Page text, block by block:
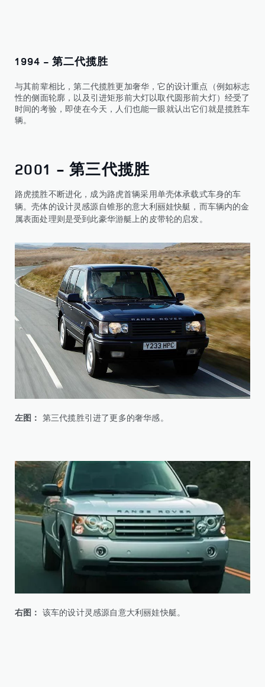
1994 - 第二代揽胜
与其前辈相比，第二代揽胜更加奢华，它的设计重点（例如标志
性的侧面轮廓，以及引进矩形前大灯以取代圆形前大灯）经受了
时间的考验，即使在今天，人们也能一眼就认出它们就是揽胜车
辆。
2001 - 第三代揽胜
路虎揽胜不断进化，成为路虎首辆采用单壳体承载式车身的车
辆。壳体的设计灵感源自锥形的意大利丽娃快艇，而车辆内的金
属表面处理则是受到此豪华游艇上的皮带轮的启发。
左图： 第三代揽胜引进了更多的奢华感。
右图： 该车的设计灵感源自意大利丽娃快艇。